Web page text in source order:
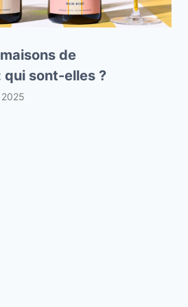
de
qui sont-elles ?